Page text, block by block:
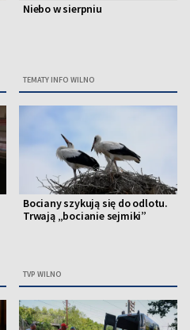
Niebo w sierpniu
TEMATY INFO WILNO
Bociany szykują się do odlotu.
Trwają „bocianie sejmiki”
TVP WILNO